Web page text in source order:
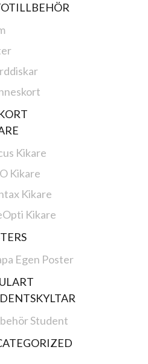
Kikare
Kikare
Kikare
Kikare
Egen Poster
Student